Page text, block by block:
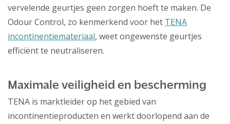
vervelende geurtjes geen zorgen hoeft te maken. De
Odour Control, zo kenmerkend voor het TENA
incontinentiemateriaal, weet ongewenste geurtjes
efficiënt te neutraliseren.
Maximale veiligheid en bescherming
TENA is marktleider op het gebied van
incontinentieproducten en werkt doorlopend aan de